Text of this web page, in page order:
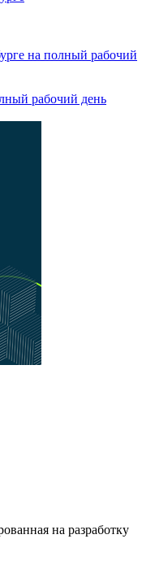
на полный рабочий
рабочий день
на разработку